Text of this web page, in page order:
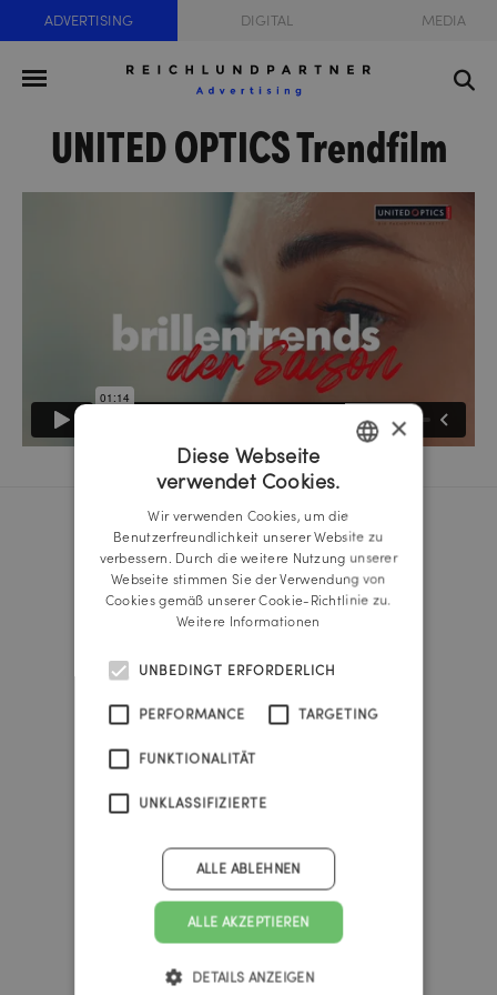
ADVERTISING DIGITAL MEDIA
UNITED OPTICS Trendfilm
Reichl und Partner Linz
A-4020 Linz
Promenade 25b
Tel.:+43 732 666 222
Reichl und Partner Wien
A-1010 Wien
Franz-Josefs-Kai 47
vienna@reichlundpartner.at
Reichl und Partner Graz
A-8010 Graz
Burggasse 4
GERMAN
×
Diese Webseite
verwendet Cookies.
Wir verwenden Cookies, um die
Benutzerfreundlichkeit unserer Website zu
verbessern. Durch die weitere Nutzung unserer
Webseite stimmen Sie der Verwendung von
Cookies gemäß unserer Cookie-Richtlinie zu.
Weitere Informationen
UNBEDINGT ERFORDERLICH
PERFORMANCE TARGETING
FUNKTIONALITÄT
UNKLASSIFIZIERTE
ALLE AKZEPTIEREN
ALLE ABLEHNEN
DETAILS ANZEIGEN